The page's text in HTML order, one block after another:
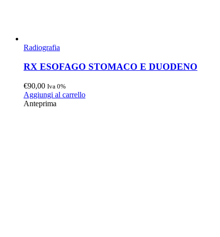
Radiografia
RX ESOFAGO STOMACO E DUODENO
€90,00 Iva 0%
Aggiungi al carrello
Anteprima